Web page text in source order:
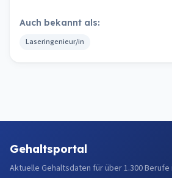
Auch bekannt als:
Laseringenieur/in
Gehaltsportal
Aktuelle Gehaltsdaten für über 1.300 Berufe